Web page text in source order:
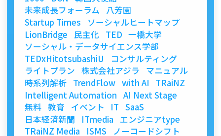
未来成長フォーラム
八芳園
Startup Times
ソーシャルヒートマップ
LionBridge
民主化 TED 一橋大学
ソーシャル・データサイエンス学部
TEDxHitotsubashiU
コンサルティング
ライトプラン 株式会社アジラ
マニュアル
時系列解析 TrendFlow with AI
TRaiNZ
Intelligent Automation AI Next Stage
無料 教育 イベント IT SaaS
日本経済新聞
ITmedia
エンジニアtype
TRaiNZ Media
ISMS
ノーコードシフト